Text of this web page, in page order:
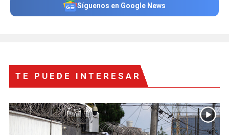
Síguenos en Google News
TE PUEDE INTERESAR